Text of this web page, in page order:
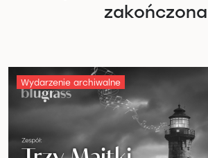
zakończona
Wydarzenie archiwalne